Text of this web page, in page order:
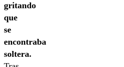
gritando
que
se
encontraba
soltera.